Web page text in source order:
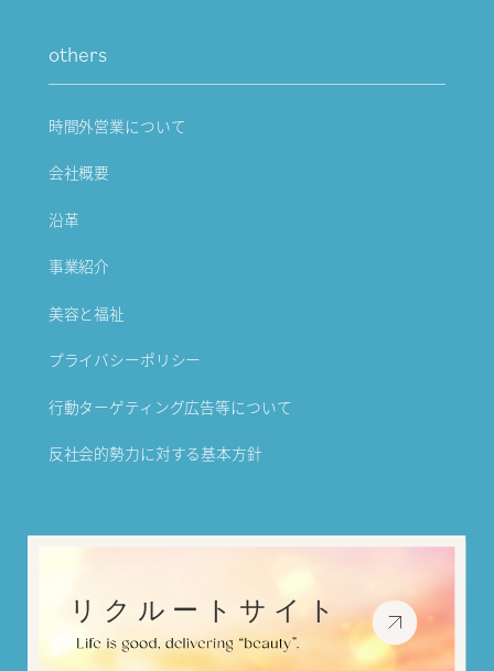
others
時間外営業について
会社概要
沿革
事業紹介
美容と福祉
プライバシーポリシー
行動ターゲティング広告等について
反社会的勢力に対する基本方針